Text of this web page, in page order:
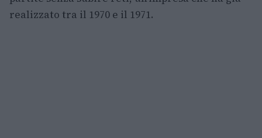
realizzato tra il 1970 e il 1971.